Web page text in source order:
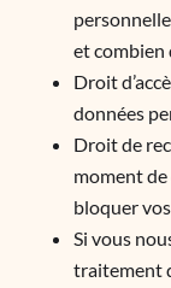
et combien
Droit
données
Droit de
moment
bloquer
Si vous
traitement